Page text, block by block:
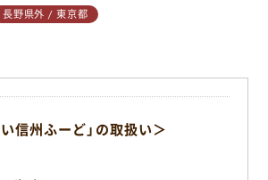
長野県外 / 東京都
信州ふーど」の取扱い＞